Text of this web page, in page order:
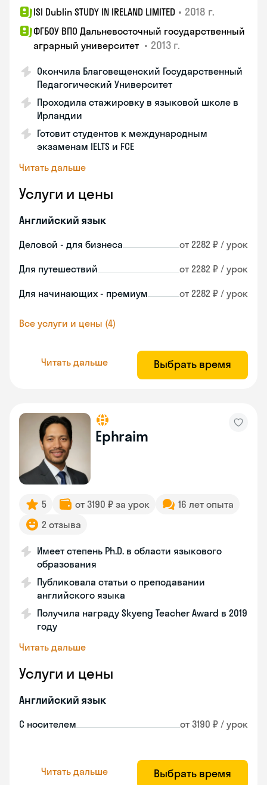
ISI Dublin STUDY IN IRELAND LIMITED • 2018 г.
ФГБОУ ВПО Дальневосточный государственный
аграрный университет • 2013 г.
Окончила Благовещенский Государственный
Педагогический Университет
Проходила стажировку в языковой школе в
Ирландии
Готовит студентов к международным
экзаменам IELTS и FCE
Читать дальше
Услуги и цены
Английский язык
Деловой - для бизнеса от 2282 ₽ / урок
Для путешествий от 2282 ₽ / урок
Для начинающих - премиум от 2282 ₽ / урок
Все услуги и цены (4)
Читать дальше Выбрать время
Ephraim
5 от 3190 ₽ за урок
16 лет опыта
2 отзыва
Имеет степень Ph.D. в области языкового
образования
Публиковала статьи о преподавании
английского языка
Получила награду Skyeng Teacher Award в 2019
году
Читать дальше
Услуги и цены
Английский язык
С носителем от 3190 ₽ / урок
Читать дальше Выбрать время